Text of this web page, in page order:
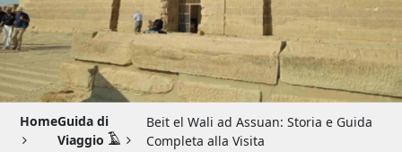
Altri
Blog 𓁐
Guida di Viaggio 𓉔
Guida di Viaggio Giordania
HomeGuida di
Viaggio 𓄿
Beit el Wali ad Assuan: Storia e Guida
Completa alla Visita